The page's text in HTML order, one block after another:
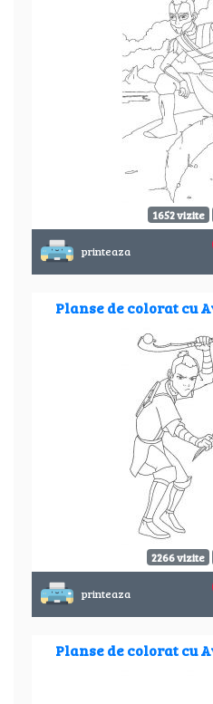
1652 vizite
printeaza
Planse de colorat cu
2266 vizite
printeaza
Planse de colorat cu